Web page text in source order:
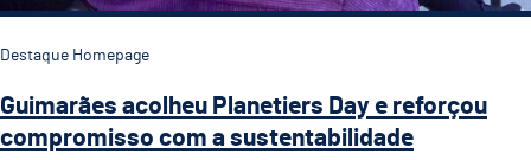
Destaque Homepage
Guimarães acolheu Planetiers Day e reforçou
compromisso com a sustentabilidade